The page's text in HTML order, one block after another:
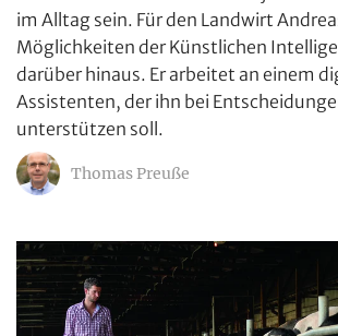
im Alltag sein. Für den Landwirt
Möglichkeiten der Künstlichen
darüber hinaus. Er arbeitet an einem
Assistenten, der ihn bei
unterstützen soll.
Thomas Preuße